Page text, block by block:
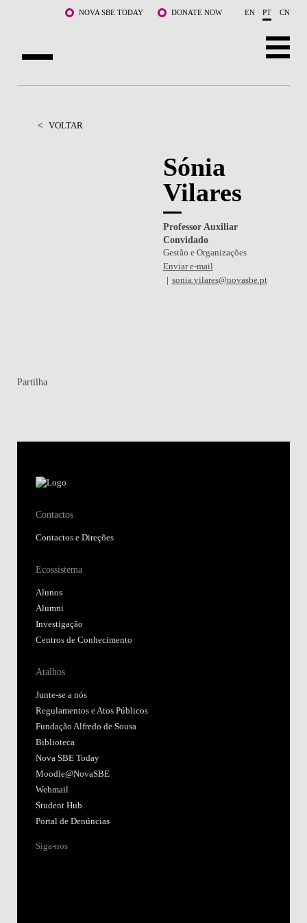
Saltar para o conteúdo principalNOVA SBE TODAY DONATE NOW EN PT CN
CURSOS
< VOLTAR
Sónia
Vilares
Professor Auxiliar
Convidado
Gestão e Organizações
Enviar e-mail
sonia.vilares@novasbe.pt
Partilha
Contactos
Contactos e Direções
Ecossistema
Alunos
Alumni
Investigação
Centros de Conhecimento
Atalhos
Junte-se a nós
Regulamentos e Atos Públicos
Fundação Alfredo de Sousa
Biblioteca
Nova SBE Today
Moodle@NovaSBE
Webmail
Student Hub
Portal de Denúncias
Siga-nos